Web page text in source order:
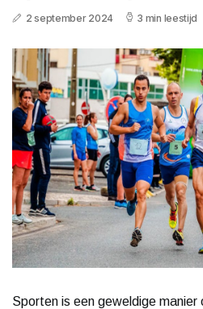
2 september 2024 3 min leestijd
Sporten is een geweldige manier